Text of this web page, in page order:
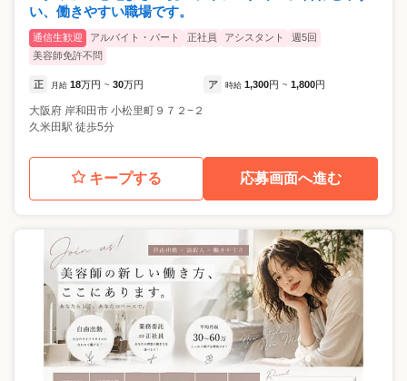
い、働きやすい職場です。
通信生歓迎 アルバイト・パート 正社員 アシスタント
週5回
美容師免許不問
正 月給 18万円 ~ 30万円 ア 時給 1,300円 ~ 1,800円
大阪府 岸和田市 小松里町９７２−２
久米田駅 徒歩5分
キープする 応募画面へ進む